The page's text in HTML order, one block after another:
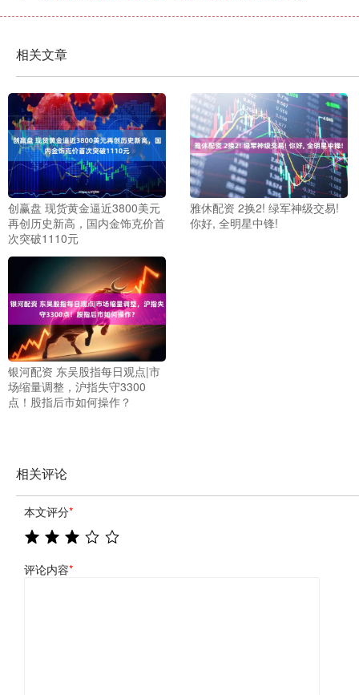
相关文章
创赢盘 现货黄金逼近3800美元
再创历史新高，国内金饰克价首
次突破1110元
雅休配资 2换2! 绿军神级交易!
你好, 全明星中锋!
银河配资 东吴股指每日观点|市
场缩量调整，沪指失守3300
点！股指后市如何操作？
相关评论
本文评分*
评论内容*